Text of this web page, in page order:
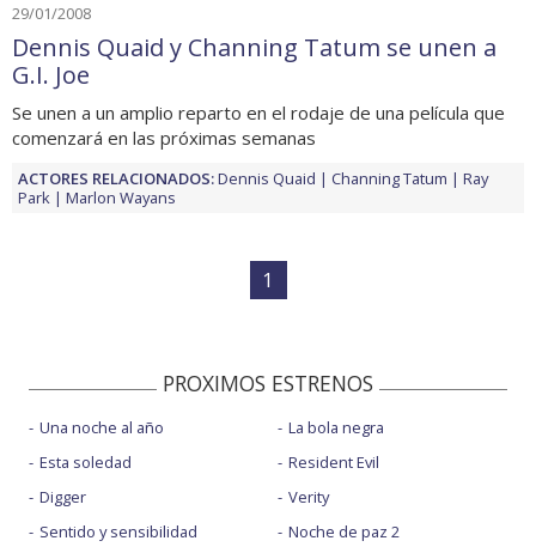
29/01/2008
Dennis Quaid y Channing Tatum se unen a
G.I. Joe
Se unen a un amplio reparto en el rodaje de una película que
comenzará en las próximas semanas
ACTORES RELACIONADOS:Dennis Quaid Channing Tatum
Ray
Park
Marlon Wayans
1
PROXIMOS ESTRENOS
Una noche al año
Esta soledad
Digger
Sentido y sensibilidad
La bola negra
Resident Evil
Verity
Noche de paz 2